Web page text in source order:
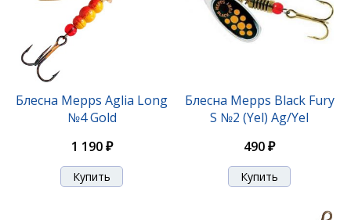
Блесна Mepps Aglia Long
№4 Gold
1 190 ₽
Блесна Mepps Black Fury
S №2 (Yel) Ag/Yel
490 ₽